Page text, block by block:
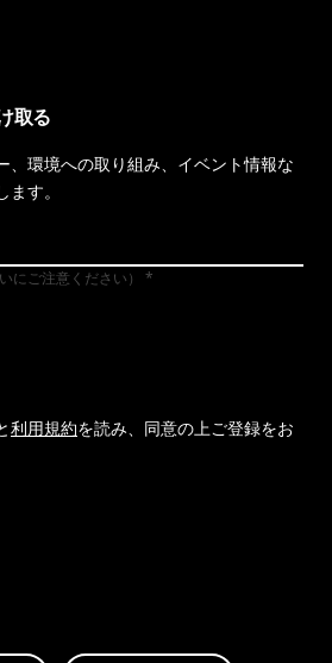
取る
、環境への取り組み、イベント情報な
す。
にご注意ください）
利用規約を読み、同意の上ご登録をお